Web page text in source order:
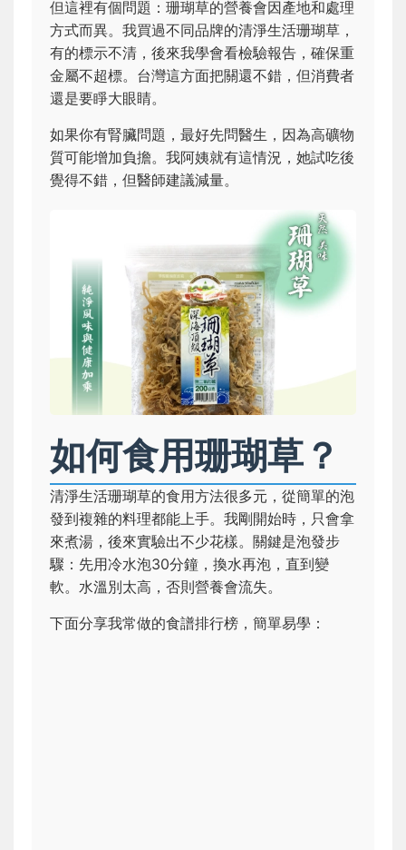
但這裡有個問題：珊瑚草的營養會因產地和處理
方式而異。我買過不同品牌的清淨生活珊瑚草，
有的標示不清，後來我學會看檢驗報告，確保重
金屬不超標。台灣這方面把關還不錯，但消費者
還是要睜大眼睛。
如果你有腎臟問題，最好先問醫生，因為高礦物
質可能增加負擔。我阿姨就有這情況，她試吃後
覺得不錯，但醫師建議減量。
如何食用珊瑚草？
清淨生活珊瑚草的食用方法很多元，從簡單的泡
發到複雜的料理都能上手。我剛開始時，只會拿
來煮湯，後來實驗出不少花樣。關鍵是泡發步
驟：先用冷水泡30分鐘，換水再泡，直到變
軟。水溫別太高，否則營養會流失。
下面分享我常做的食譜排行榜，簡單易學：